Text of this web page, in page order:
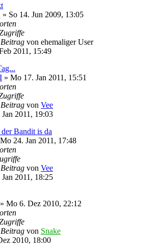
» So 14. Jun 2009, 13:05
von ehemaliger User
2011, 15:49
» Mo 17. Jan 2011, 15:51
von Vee
2011, 19:03
Bandit is da
Mo 24. Jan 2011, 17:48
von Vee
2011, 18:25
» Mo 6. Dez 2010, 22:12
von Snake
2010, 18:00